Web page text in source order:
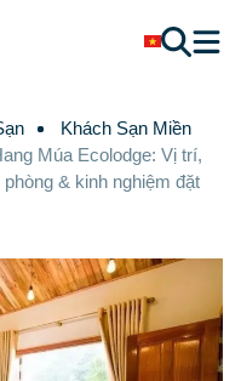
Khách Sạn Miền
Múa Ecolodge: Vị trí,
& kinh nghiệm đặt